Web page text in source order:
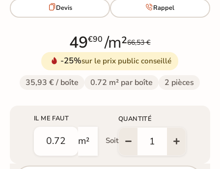
Devis Rappel
49€90 /m²66,53 €
-25%sur le prix public conseillé
35,93 € / boîte 0.72 m² par boîte 2 pièces
IL ME FAUT
m² Soit
QUANTITÉ